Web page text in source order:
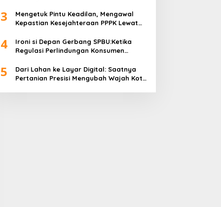
3
Mengetuk Pintu Keadilan, Mengawal
Kepastian Kesejahteraan PPPK Lewat
4
Ironi si Depan Gerbang SPBU:Ketika
Regulasi Perlindungan Konsumen
5
Dari Lahan ke Layar Digital: Saatnya
Pertanian Presisi Mengubah Wajah Kota